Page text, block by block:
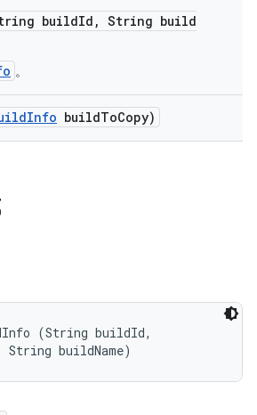
buildId , String build
。
Info buildToCopy)
(String buildId,
String buildName)